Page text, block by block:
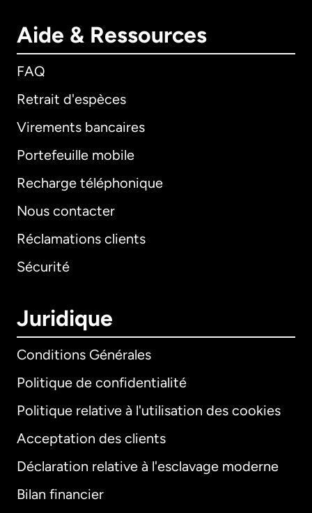
Aide & Ressources
FAQ
Retrait d'espèces
Virements bancaires
Portefeuille mobile
Recharge téléphonique
Nous contacter
Réclamations clients
Sécurité
Juridique
Conditions Générales
Politique de confidentialité
Politique relative à l'utilisation des cookies
Acceptation des clients
Déclaration relative à l'esclavage moderne
Bilan financier
International